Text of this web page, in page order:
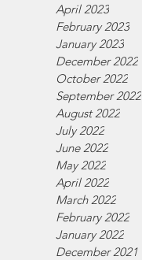
April 2023
February 2023
January 2023
December 2022
October 2022
September 2022
August 2022
July 2022
June 2022
May 2022
April 2022
March 2022
February 2022
January 2022
December 2021